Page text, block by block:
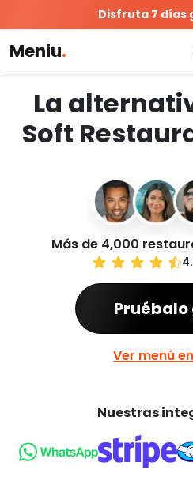
Disfruta 7 días
Meniu.
La
Soft
Más de 4,000
Ver menú
Nuestras